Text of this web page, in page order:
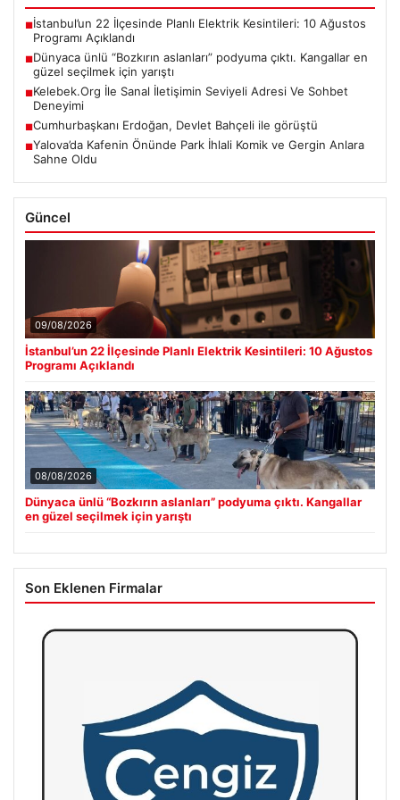
■İstanbul’un 22 İlçesinde Planlı Elektrik Kesintileri: 10 Ağustos
Programı Açıklandı
■Dünyaca ünlü “Bozkırın aslanları” podyuma çıktı. Kangallar en
güzel seçilmek için yarıştı
■Kelebek.Org İle Sanal İletişimin Seviyeli Adresi Ve Sohbet
Deneyimi
■Cumhurbaşkanı Erdoğan, Devlet Bahçeli ile görüştü
■Yalova’da Kafenin Önünde Park İhlali Komik ve Gergin Anlara
Sahne Oldu
Güncel
09/08/2026
İstanbul’un 22 İlçesinde Planlı Elektrik Kesintileri: 10 Ağustos
Programı Açıklandı
08/08/2026
Dünyaca ünlü “Bozkırın aslanları” podyuma çıktı. Kangallar
en güzel seçilmek için yarıştı
Son Eklenen Firmalar